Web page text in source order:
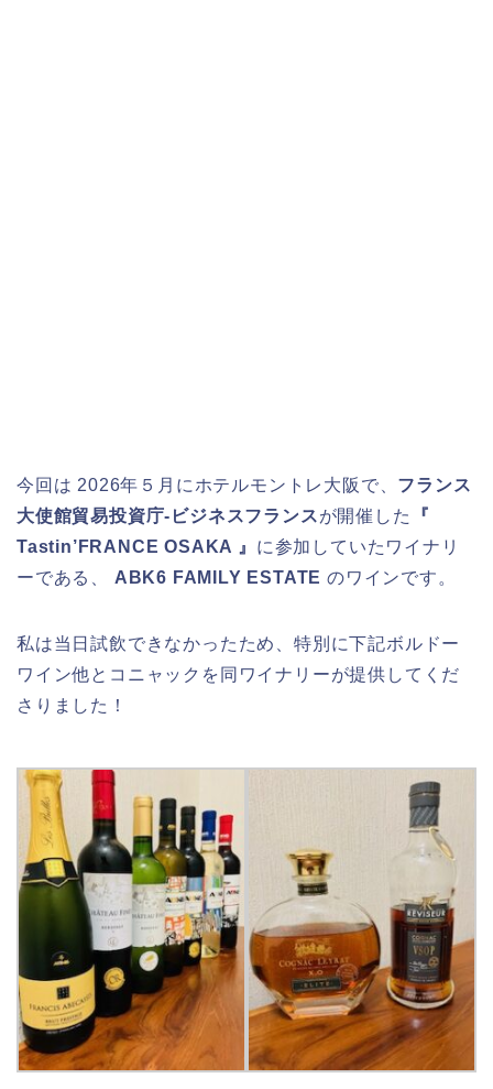
今回は 2026年５月にホテルモントレ大阪で、 フランス
大使館貿易投資庁‐ビジネスフランスが開催した
『
Tastin’FRANCE OSAKA 』 に参加していたワイナリ
ーである、
ABK6 FAMILY ESTATE のワインです。
私は当日試飲できなかったため、特別に下記ボルドー
ワイン他とコニャックを同ワイナリーが提供してくだ
さりました！